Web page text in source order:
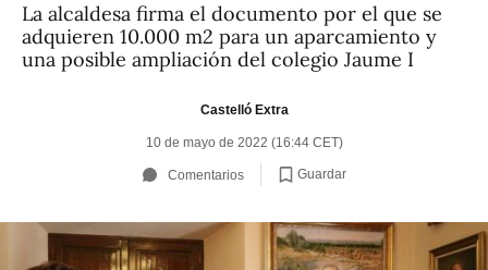
La alcaldesa firma el documento por el que se
adquieren 10.000 m2 para un aparcamiento y
una posible ampliación del colegio Jaume I
Castelló Extra
10 de mayo de 2022 (16:44 CET)
Comentarios Guardar